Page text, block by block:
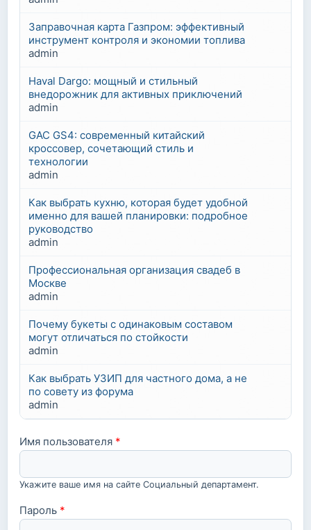
Заправочная карта Газпром: эффективный
инструмент контроля и экономии топлива
admin
Haval Dargo: мощный и стильный
внедорожник для активных приключений
admin
GAC GS4: современный китайский
кроссовер, сочетающий стиль и
технологии
admin
Как выбрать кухню, которая будет удобной
именно для вашей планировки: подробное
руководство
admin
Профессиональная организация свадеб в
Москве
admin
Почему букеты с одинаковым составом
могут отличаться по стойкости
admin
Как выбрать УЗИП для частного дома, а не
по совету из форума
admin
Имя пользователя *
Укажите ваше имя на сайте Социальный департамент.
Пароль *